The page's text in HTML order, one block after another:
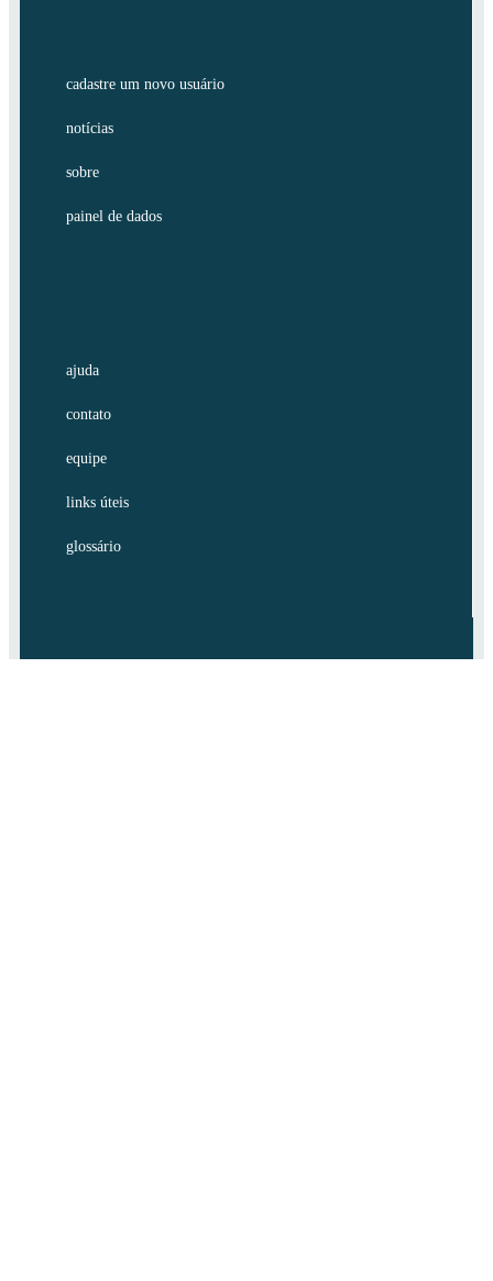
cadastre um novo usuário
notícias
sobre
painel de dados
ajuda
contato
equipe
links úteis
glossário